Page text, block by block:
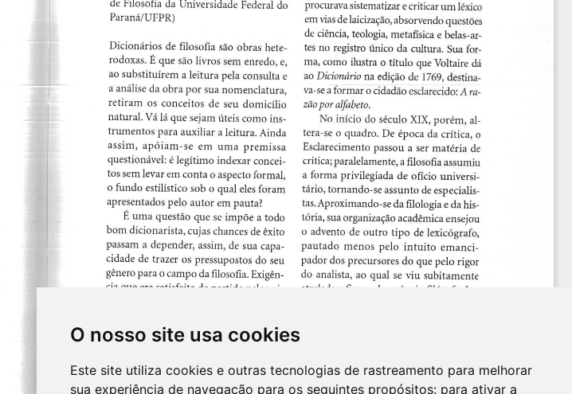
O nosso site usa cookies
Este site utiliza cookies e outras tecnologias de rastreamento para melhorar
sua experiência de navegação para os seguintes propósitos: para ativar a